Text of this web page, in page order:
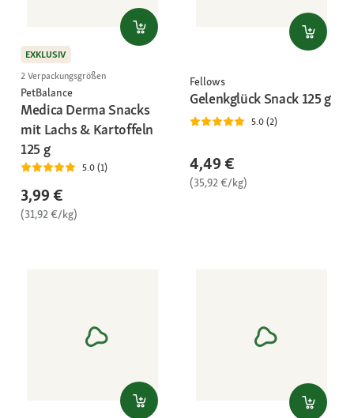
EXKLUSIV
2 Verpackungsgrößen
PetBalance
Medica Derma Snacks
mit Lachs & Kartoffeln
125 g
5.0 (1)
3,99 €
(31,92 €/kg)
Fellows
Gelenkglück Snack 125 g
5.0 (2)
4,49 €
(35,92 €/kg)